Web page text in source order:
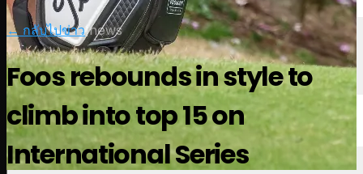
← กลับไปข่าว|news
Foos rebounds in style to
climb into top 15 on
International Series